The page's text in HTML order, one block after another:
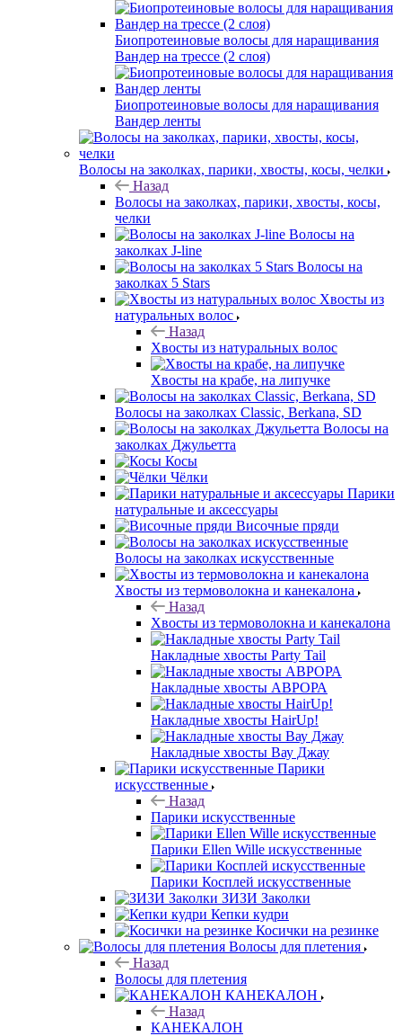
Биопротеиновые волосы для наращивания
Вандер на трессе (2 слоя)
Биопротеиновые волосы для наращивания
Вандер ленты
Волосы на заколках, парики, хвосты, косы, челки
Назад
Волосы на заколках, парики, хвосты, косы,
челки
Волосы на
заколках J-line
Волосы на
заколках 5 Stars
Хвосты из
натуральных волос
Назад
Хвосты из натуральных волос
Хвосты на крабе, на липучке
Волосы на заколках Classic, Berkana, SD
Волосы на
заколках Джульетта
Косы
Чёлки
Парики
натуральные и аксессуары
Височные пряди
Волосы на заколках искусственные
Хвосты из термоволокна и канекалона
Назад
Хвосты из термоволокна и канекалона
Накладные хвосты Party Tail
Накладные хвосты АВРОРА
Накладные хвосты HairUp!
Накладные хвосты Вау Джау
Парики
искусственные
Назад
Парики искусственные
Парики Ellen Wille искусственные
Парики Косплей искусственные
ЗИЗИ Заколки
Кепки кудри
Косички на резинке
Волосы для плетения
Назад
Волосы для плетения
КАНЕКАЛОН
Назад
КАНЕКАЛОН